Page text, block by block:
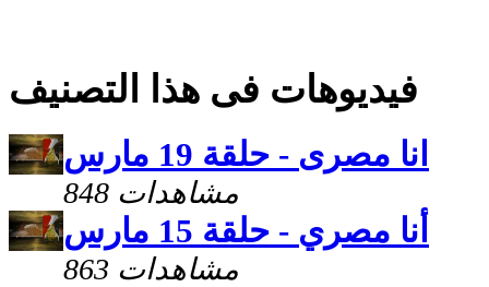
فيديوهات فى هذا التصنيف
انا مصرى - حلقة 19 مارس
848 مشاهدات
أنا مصري - حلقة 15 مارس
863 مشاهدات